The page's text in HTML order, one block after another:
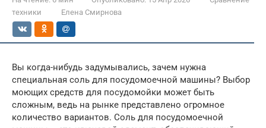
техники
Елена Смирнова
Вы когда-нибудь задумывались, зачем нужна
специальная соль для посудомоечной машины? Выбор
моющих средств для посудомойки может быть
сложным, ведь на рынке представлено огромное
количество вариантов. Соль для посудомоечной